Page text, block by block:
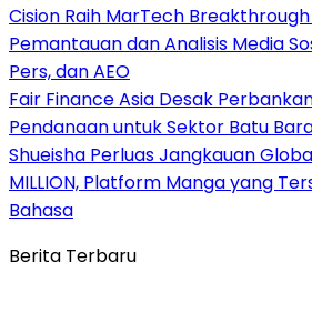
Cision Raih MarTech
Pemantauan dan Analisis Media
Pers, dan AEO
Fair Finance Asia Desak
Pendanaan untuk Sektor Batu Bara
Shueisha Perluas Jangkauan
MILLION, Platform Manga yang
Bahasa
Berita Terbaru